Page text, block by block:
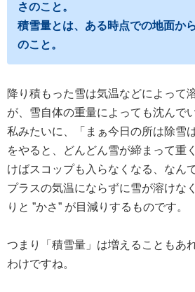
さのこと。
積雪量とは、ある時点での地面か
のこと。
降り積もった雪は気温などによって
が、雪自体の重量によっても沈んで
私みたいに、「まぁ今日の所は除雪
をやると、どんどん雪が締まって重
けばスコップも入らなくなる、なん
プラスの気温にならずに雪が溶けな
りと ”かさ” が目減りするものです。
つまり「積雪量」は増えることもあ
わけですね。